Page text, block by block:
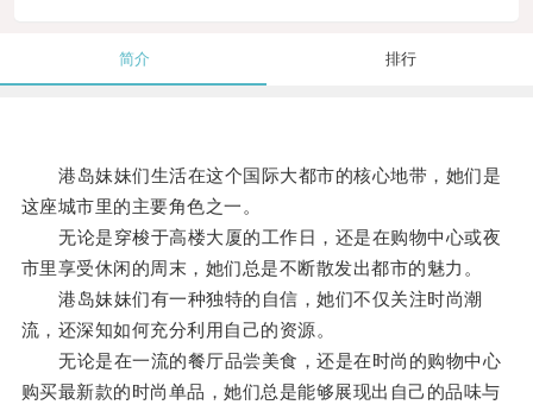
简介 排行
港岛妹妹们生活在这个国际大都市的核心地带，她们是
这座城市里的主要角色之一。
无论是穿梭于高楼大厦的工作日，还是在购物中心或夜
市里享受休闲的周末，她们总是不断散发出都市的魅力。
港岛妹妹们有一种独特的自信，她们不仅关注时尚潮
流，还深知如何充分利用自己的资源。
无论是在一流的餐厅品尝美食，还是在时尚的购物中心
购买最新款的时尚单品，她们总是能够展现出自己的品味与